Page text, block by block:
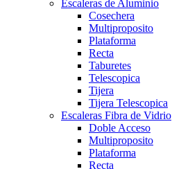
Escaleras de Aluminio
Cosechera
Multiproposito
Plataforma
Recta
Taburetes
Telescopica
Tijera
Tijera Telescopica
Escaleras Fibra de Vidrio
Doble Acceso
Multiproposito
Plataforma
Recta